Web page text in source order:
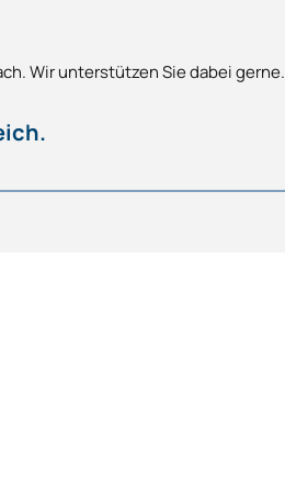
Wir unterstützen Sie dabei gerne.